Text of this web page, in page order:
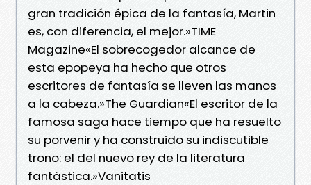
gran tradición épica de la fantasía, Martin
es, con diferencia, el mejor.»TIME
Magazine«El sobrecogedor alcance de
esta epopeya ha hecho que otros
escritores de fantasía se lleven las manos
a la cabeza.»The Guardian«El escritor de la
famosa saga hace tiempo que ha resuelto
su porvenir y ha construido su indiscutible
trono: el del nuevo rey de la literatura
fantástica.»Vanitatis